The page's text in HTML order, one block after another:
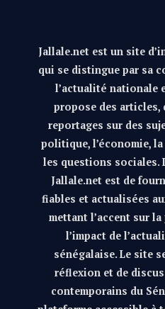
Jallale.net est un site
qui se distingue par sa
l’actualité nationale
propose des articles,
reportages sur des
politique, l’économie,
les questions sociales.
Jallale.net est de
fiables et actualisées
mettant l’accent sur
l’impact de
sénégalaise. Le site
réflexion et de
contemporains du